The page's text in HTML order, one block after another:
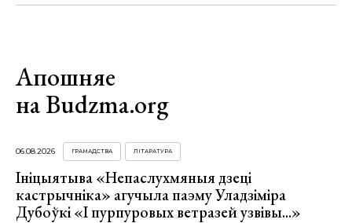
Апошняе
на Budzma.org
06.08.2026 ГРАМАДСТВА ЛІТАРАТУРА
Ініцыятыва «Непаслухмяныя дзеці
кастрычніка» агучыла паэму Уладзіміра
Дубоўкі «І пурпуровых ветразей узвівы...»